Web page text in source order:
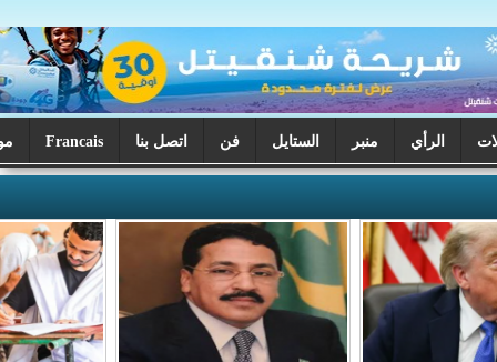
الستايل فن اتصل بنا Francais موريتانيا اليوم